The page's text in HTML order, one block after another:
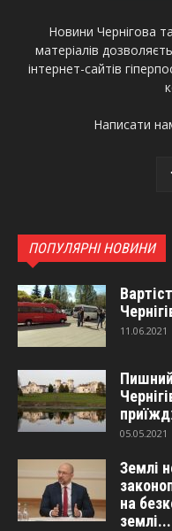
Новини Чернігова
матеріалів
інтернет-сайтів
Написати
ПОПУЛЯРНІ НОВИНИ
11.06.2021
05.05.2021
Землі
на
землі...